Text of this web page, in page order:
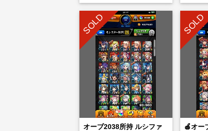
い後、アプリをappStoreもしくは
Googleplayから【捨てメアド
い後、ア
SOLD
オーブ2038所持 ルシファ
SOLD
🍎オー